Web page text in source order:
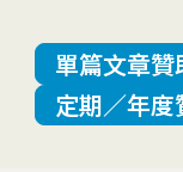
單篇文章贊
定期／年度